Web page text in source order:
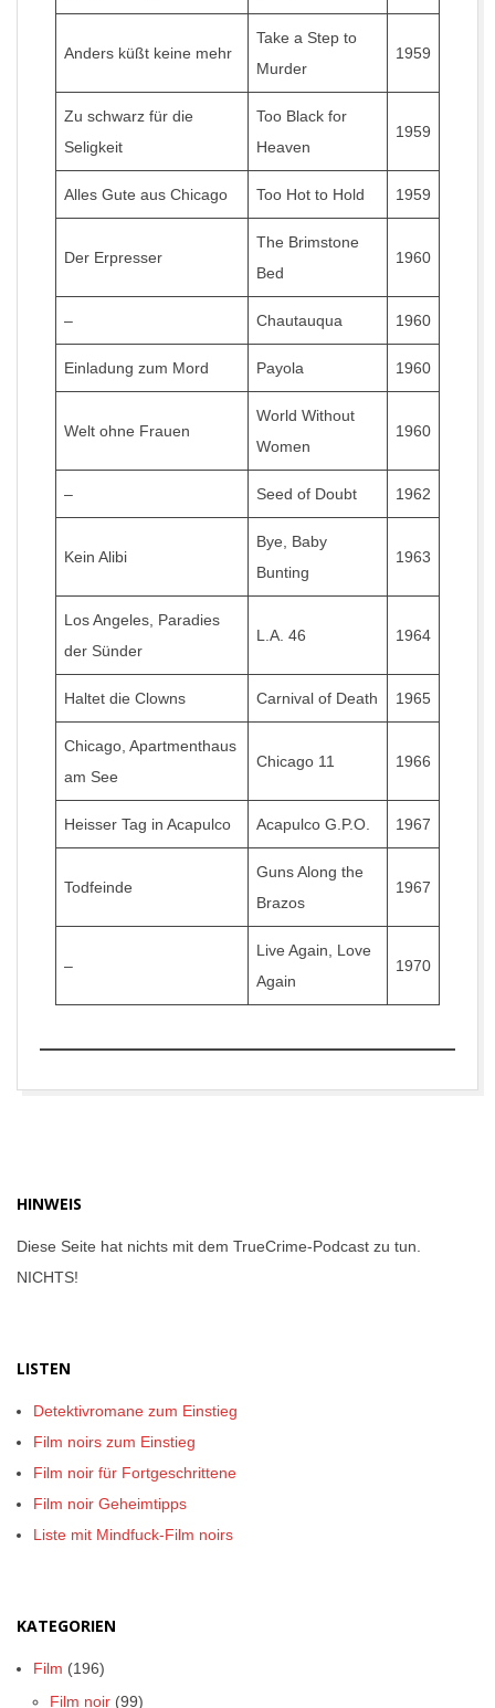
Anders küßt keine mehr
Take a Step to
Murder
1959
Zu schwarz für die
Seligkeit
Too Black for
Heaven
1959
Alles Gute aus Chicago Too Hot to Hold 1959
Der Erpresser
The Brimstone
Bed
1960
– Chautauqua 1960
Einladung zum Mord Payola 1960
Welt ohne Frauen
World Without
Women
1960
– Seed of Doubt 1962
Kein Alibi
Bye, Baby
Bunting
1963
Los Angeles, Paradies
der Sünder
L.A. 46 1964
Haltet die Clowns Carnival of Death 1965
Chicago, Apartmenthaus
am See
Chicago 11 1966
Heisser Tag in Acapulco Acapulco G.P.O. 1967
Todfeinde
Guns Along the
Brazos
1967
–
Live Again, Love
Again
1970
HINWEIS
Diese Seite hat nichts mit dem TrueCrime-Podcast zu tun.
NICHTS!
LISTEN
Detektivromane zum Einstieg
Film noirs zum Einstieg
Film noir für Fortgeschrittene
Film noir Geheimtipps
Liste mit Mindfuck-Film noirs
KATEGORIEN
Film (196)
Film noir (99)